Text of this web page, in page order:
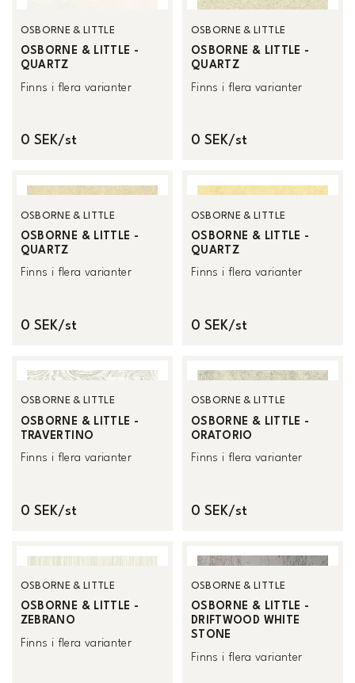
OSBORNE & LITTLE
OSBORNE & LITTLE -
QUARTZ
Finns i flera varianter
0 SEK/st
OSBORNE & LITTLE
OSBORNE & LITTLE -
QUARTZ
Finns i flera varianter
0 SEK/st
OSBORNE & LITTLE
OSBORNE & LITTLE -
QUARTZ
Finns i flera varianter
0 SEK/st
OSBORNE & LITTLE
OSBORNE & LITTLE -
QUARTZ
Finns i flera varianter
0 SEK/st
OSBORNE & LITTLE
OSBORNE & LITTLE -
TRAVERTINO
Finns i flera varianter
0 SEK/st
OSBORNE & LITTLE
OSBORNE & LITTLE -
ORATORIO
Finns i flera varianter
0 SEK/st
OSBORNE & LITTLE
OSBORNE & LITTLE -
ZEBRANO
Finns i flera varianter
OSBORNE & LITTLE
OSBORNE & LITTLE -
DRIFTWOOD WHITE
STONE
Finns i flera varianter